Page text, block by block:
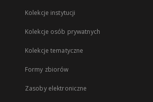
Kolekcje instytucji
Kolekcje osób prywatnych
Kolekcje tematyczne
Formy zbiorów
Zasoby elektroniczne